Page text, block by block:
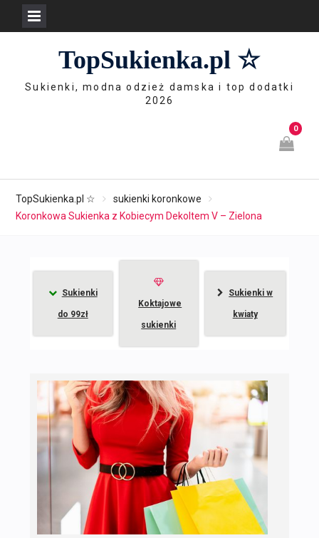
TopSukienka.pl ☆
Sukienki, modna odzież damska i top dodatki
2026
0
TopSukienka.pl ☆
sukienki koronkowe
Koronkowa Sukienka z Kobiecym Dekoltem V – Zielona
Sukienki
do 99zł
Koktajowe
sukienki
Sukienki w
kwiaty